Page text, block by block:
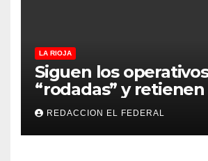
LA RIOJA
Siguen los
“rodadas” y retienen
motocicletas
REDACCION EL FEDERAL